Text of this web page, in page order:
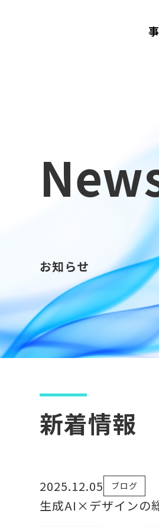
お知らせ
新着情報
2025.12.05 ブログ
生成AI×デザインの